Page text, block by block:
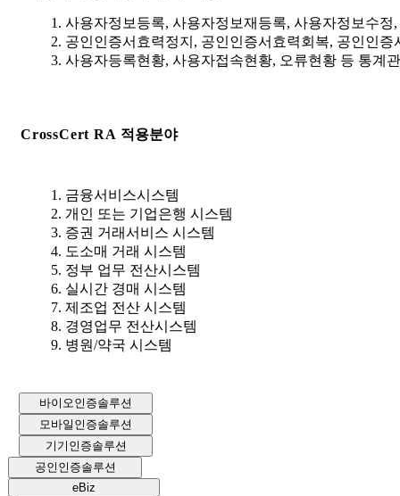
사용자정보등록, 사용자정보재등록, 사용자정보수
공인인증서효력정지, 공인인증서효력회복, 공인인증
사용자등록현황, 사용자접속현황, 오류현황 등 통계
CrossCert RA 적용분야
금융서비스시스템
개인 또는 기업은행 시스템
증권 거래서비스 시스템
도소매 거래 시스템
정부 업무 전산시스템
실시간 경매 시스템
제조업 전산 시스템
경영업무 전산시스템
병원/약국 시스템
바이오인증솔루션
모바일인증솔루션
기기인증솔루션
공인인증솔루션
eBiz